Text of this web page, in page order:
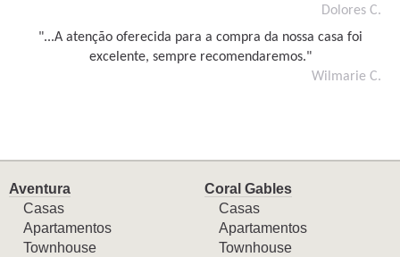
Dolores C.
"...A atenção oferecida para a compra da nossa casa foi
excelente, sempre recomendaremos."
Wilmarie C.
Aventura
Casas
Apartamentos
Townhouse
Coral Gables
Casas
Apartamentos
Townhouse